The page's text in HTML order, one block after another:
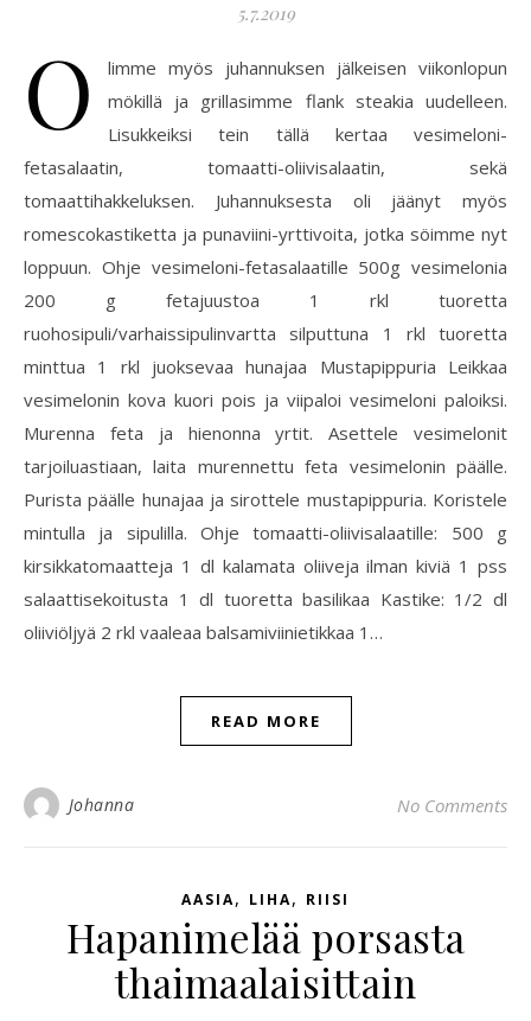
5.7.2019
O
limme myös juhannuksen jälkeisen viikonlopun
mökillä ja grillasimme flank steakia uudelleen.
Lisukkeiksi tein tällä kertaa vesimeloni-
fetasalaatin, tomaatti-oliivisalaatin, sekä
tomaattihakkeluksen. Juhannuksesta oli jäänyt myös
romescokastiketta ja punaviini-yrttivoita, jotka söimme nyt
loppuun. Ohje vesimeloni-fetasalaatille 500g vesimelonia
200 g fetajuustoa 1 rkl tuoretta
ruohosipuli/varhaissipulinvartta silputtuna 1 rkl tuoretta
minttua 1 rkl juoksevaa hunajaa Mustapippuria Leikkaa
vesimelonin kova kuori pois ja viipaloi vesimeloni paloiksi.
Murenna feta ja hienonna yrtit. Asettele vesimelonit
tarjoiluastiaan, laita murennettu feta vesimelonin päälle.
Purista päälle hunajaa ja sirottele mustapippuria. Koristele
mintulla ja sipulilla. Ohje tomaatti-oliivisalaatille: 500 g
kirsikkatomaatteja 1 dl kalamata oliiveja ilman kiviä 1 pss
salaattisekoitusta 1 dl tuoretta basilikaa Kastike: 1/2 dl
oliiviöljyä 2 rkl vaaleaa balsamiviinietikkaa 1…
READ MORE
Johanna No Comments
AASIA, LIHA, RIISI
Hapanimelää porsasta
thaimaalaisittain